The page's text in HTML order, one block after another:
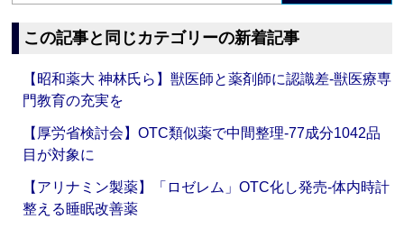
この記事と同じカテゴリーの新着記事
【昭和薬大 神林氏ら】獣医師と薬剤師に認識差‐獣医療専
門教育の充実を
【厚労省検討会】OTC類似薬で中間整理‐77成分1042品
目が対象に
【アリナミン製薬】「ロゼレム」OTC化し発売‐体内時計
整える睡眠改善薬